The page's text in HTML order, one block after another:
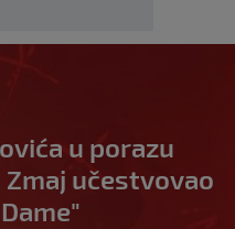
u porazu
učestvovao